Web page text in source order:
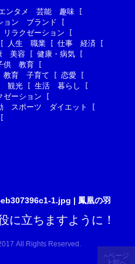
ンタメ 芸能 趣味
ョン ブランド
リラクゼーション
人生 職業
仕事 経済
美容
健康・病気
供 教育
育 子育て
恋愛
観光
生活 暮らし
ーション
スポーツ ダイエット
1.jpg | 鳳凰の羽
に立ちますように！
All Rights Reserved.
ページ